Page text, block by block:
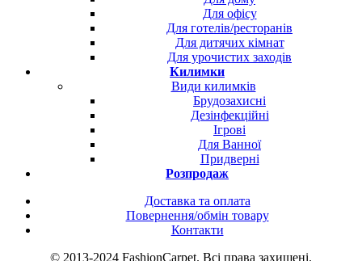
Для офісу
Для готелів/ресторанів
Для дитячих кімнат
Для урочистих заходів
Килимки
Види килимків
Брудозахисні
Дезінфекційні
Ігрові
Для Ванної
Придверні
Розпродаж
Доставка та оплата
Повернення/обмін товару
Контакти
© 2013-2024 FashionCarpet. Всі права захищені.